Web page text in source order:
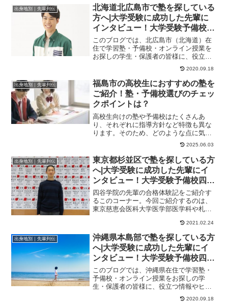
出身地別｜先輩列伝
北海道北広島市で塾を探している
方へ|大学受験に成功した先輩に
インタビュー！大学受験予備校四
谷学院
このブログでは、北広島市（北海道）在
住で学習塾・予備校・オンライン授業を
お探しの学生・保護者の皆様に、役立つ
情報やヒントになる情報をお伝えしま
2020.09.18
出身地別｜先輩列伝
福島市の高校生におすすめの塾を
ご紹介！塾・予備校選びのチェッ
クポイントは？
高校生向けの塾や予備校はたくさんあ
り、それぞれに指導方針など特徴も異な
ります。そのため、どのような点に気を
付けて塾・予備校を選べばよいのか、迷
2025.06.03
出身地別｜先輩列伝
東京都杉並区で塾を探している方
へ|大学受験に成功した先輩にイ
ンタビュー！大学受験予備校四谷
学院
四谷学院の先輩の合格体験記をご紹介す
るこのコーナー。今回ご紹介するのは、
東京慈恵会医科大学医学部医学科や札幌
2021.02.24
出身地別｜先輩列伝
沖縄県本島部で塾を探している方
へ|大学受験に成功した先輩にイ
ンタビュー！大学受験予備校四谷
学院
このブログでは、沖縄県在住で学習塾・
予備校・オンライン授業をお探しの学
生・保護者の皆様に、役立つ情報やヒン
トになる情報をお伝えします。高１で高
2020.09.18